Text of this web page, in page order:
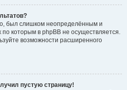
был слишком неопределённым и
которым в phpBB не осуществляется.
возможности расширенного
пустую страницу!